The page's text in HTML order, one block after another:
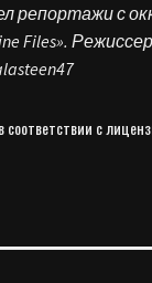
репортажи с
Режиссер
соответствии с